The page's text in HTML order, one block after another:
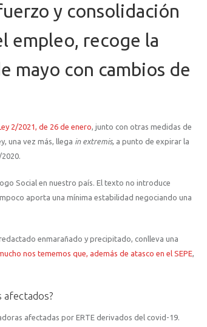
y consolidación
empleo, recoge la
mayo con cambios de
2/2021, de 26 de enero, junto con otras medidas de
una vez más, llega in extremis,a punto de expirar la
Social en nuestro país. El texto no introduce
aporta una mínima estabilidad negociando una
enmarañado y precipitado, conlleva una
nos tememos que, además de atasco en el SEPE,
afectados?
afectadas por ERTE derivados del covid-19.